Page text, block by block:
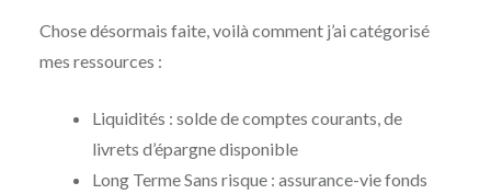
Chose désormais faite, voilà comment j’ai catégorisé
mes ressources :
Liquidités : solde de comptes courants, de
livrets d’épargne disponible
Long Terme Sans risque : assurance-vie fonds